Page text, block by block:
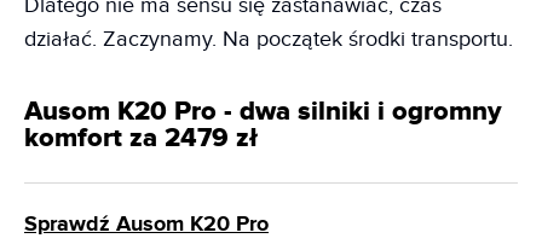
Dlatego nie ma sensu się zastanawiać, czas
działać. Zaczynamy. Na początek środki transportu.
Ausom K20 Pro - dwa silniki i ogromny
komfort za 2479 zł
Sprawdź Ausom K20 Pro